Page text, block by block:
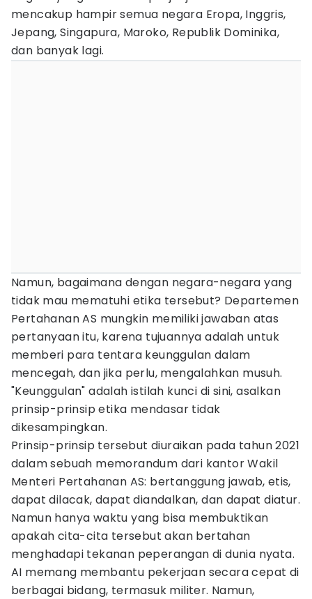
mencakup hampir semua negara Eropa, Inggris,
Jepang, Singapura, Maroko, Republik Dominika,
dan banyak lagi.
Namun, bagaimana dengan negara-negara yang
tidak mau mematuhi etika tersebut? Departemen
Pertahanan AS mungkin memiliki jawaban atas
pertanyaan itu, karena tujuannya adalah untuk
memberi para tentara keunggulan dalam
mencegah, dan jika perlu, mengalahkan musuh.
"Keunggulan" adalah istilah kunci di sini, asalkan
prinsip-prinsip etika mendasar tidak
dikesampingkan.
Prinsip-prinsip tersebut diuraikan pada tahun 2021
dalam sebuah memorandum dari kantor Wakil
Menteri Pertahanan AS: bertanggung jawab, etis,
dapat dilacak, dapat diandalkan, dan dapat diatur.
Namun hanya waktu yang bisa membuktikan
apakah cita-cita tersebut akan bertahan
menghadapi tekanan peperangan di dunia nyata.
AI memang membantu pekerjaan secara cepat di
berbagai bidang, termasuk militer. Namun,